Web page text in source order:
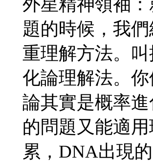
題的時候，我
重理解方法。
化論理解法。
論其實是概率
的問題又能適
累，DNA出現